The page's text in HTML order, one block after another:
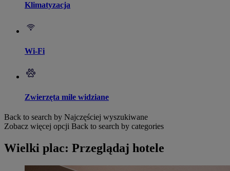
Klimatyzacja
Wi-Fi
Zwierzęta mile widziane
Back to search by Najczęściej wyszukiwane
Zobacz więcej opcji Back to search by categories
Wielki plac: Przeglądaj hotele